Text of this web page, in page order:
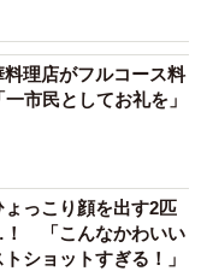
理店がフルコース料
市民としてお礼を」
っこり顔を出す2匹
！ 「こんなかわいい
ショットすぎる！」